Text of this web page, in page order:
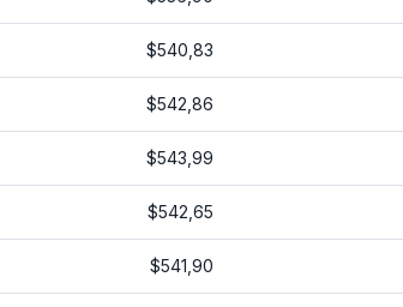
$540,83
$542,86
$543,99
$542,65
$541,90